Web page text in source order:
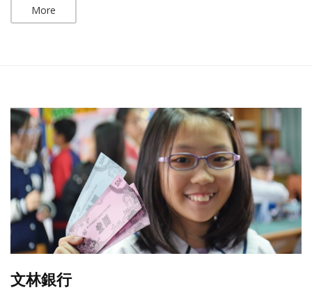
More
文林銀行